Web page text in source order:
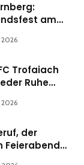
am
Trofaiach
Ruhe
2026
der
Feierabend